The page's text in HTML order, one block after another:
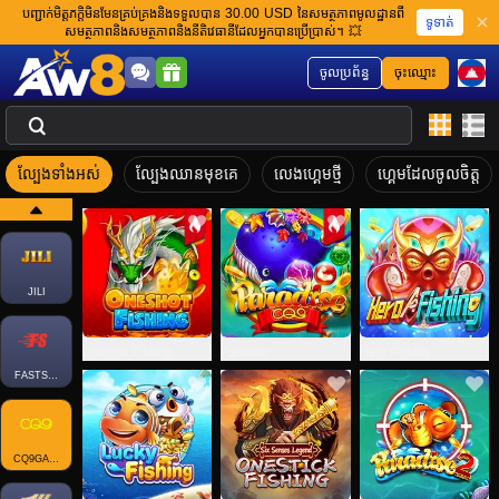
បញ្ជាក់មិត្តភក្តិមិនមែនគ្រប់គ្រងនិងទទួលបាន 30.00 USD នៃសមត្ថភាពមូលដ្ឋានពី
សមត្ថភាពនិងសមត្ថភាពនិងនីតិវេធានីដែលអ្នកបានប្រើប្រាស់។ 💥
ទូទាត់
ចុះឈ្មោះ
ចូលប្រព័ន្ធ
ល្បែងទាំងអស់ ល្បែងឈានមុខគេ លេងហ្គេមថ្មី ហ្គេមដែលចូលចិត្ត
JILI
FASTSPIN-FISH
CQ9GAMING